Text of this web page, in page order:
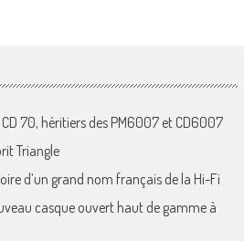
70, héritiers des PM6007 et CD6007
Triangle
d’un grand nom français de la Hi-Fi
casque ouvert haut de gamme à